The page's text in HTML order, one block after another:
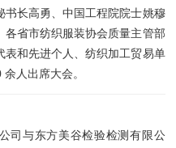
长高勇、中国工程院院士姚穆
省市纺织服装协会质量主管部
表和先进个人、纺织加工贸易单
人出席大会。
司与东方美谷检验检测有限公